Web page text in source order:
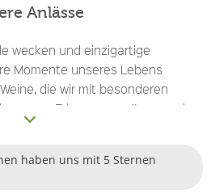
Anlässe
wecken und einzigartige
Momente unseres Lebens
die wir mit besonderen
unsere Erinnerung prägen und
unseren Herzen einnehmen.
an wichtigen Rotweinen
vor!
haben uns mit 5 Sternen